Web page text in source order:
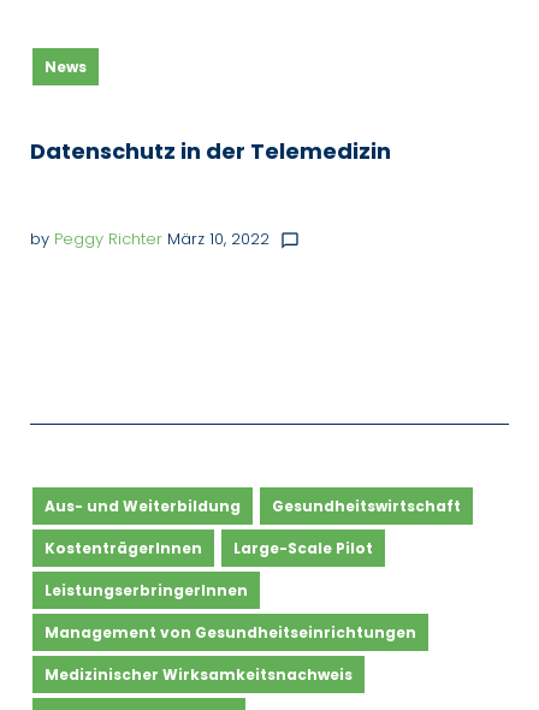
Autor:
Peggy
Richter
News
Datenschutz in der Telemedizin
by Peggy Richter März 10, 2022 chat_bubble_outline
Aus- und Weiterbildung Gesundheitswirtschaft
KostenträgerInnen Large-Scale Pilot
LeistungserbringerInnen
Management von Gesundheitseinrichtungen
Medizinischer Wirksamkeitsnachweis